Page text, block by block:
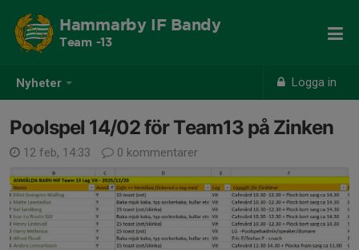
Nyheter Logga in
Hammarby IF Bandy
Team -13
Poolspel 14/02 för Team13 på Zinken
12 feb, 14:33 0 kommentarer